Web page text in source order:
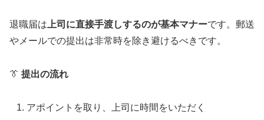
退職届は 上司に直接手渡しするのが基本マナーです。郵送
やメールでの提出は非常時を除き避けるべきです。
👔 提出の流れ
アポイントを取り、上司に時間をいただく